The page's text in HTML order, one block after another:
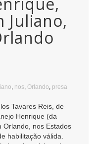
Juliano,
nos Orlando presa
Tavares Reis, de
Henrique (da
Orlando, nos Estados
habilitação válida.